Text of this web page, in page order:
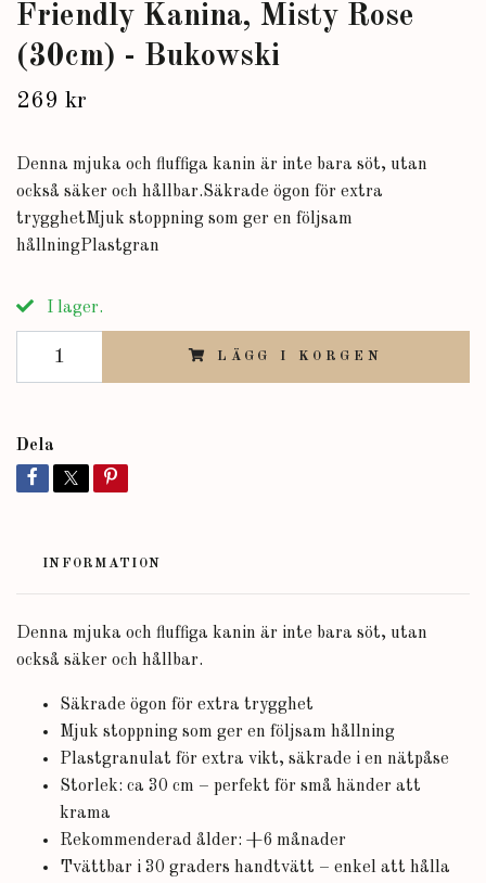
Friendly Kanina, Misty Rose
(30cm) - Bukowski
269 kr
Denna mjuka och fluffiga kanin är inte bara söt, utan
också säker och hållbar.Säkrade ögon för extra
trygghetMjuk stoppning som ger en följsam
hållningPlastgran
I lager.
LÄGG I KORGEN
Dela
INFORMATION
Denna mjuka och fluffiga kanin är inte bara söt, utan
också säker och hållbar.
Säkrade ögon för extra trygghet
Mjuk stoppning som ger en följsam hållning
Plastgranulat för extra vikt, säkrade i en nätpåse
Storlek: ca 30 cm – perfekt för små händer att
krama
Rekommenderad ålder: +6 månader
Tvättbar i 30 graders handtvätt – enkel att hålla